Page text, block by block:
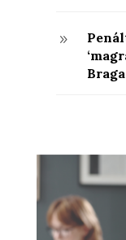
9
Braga